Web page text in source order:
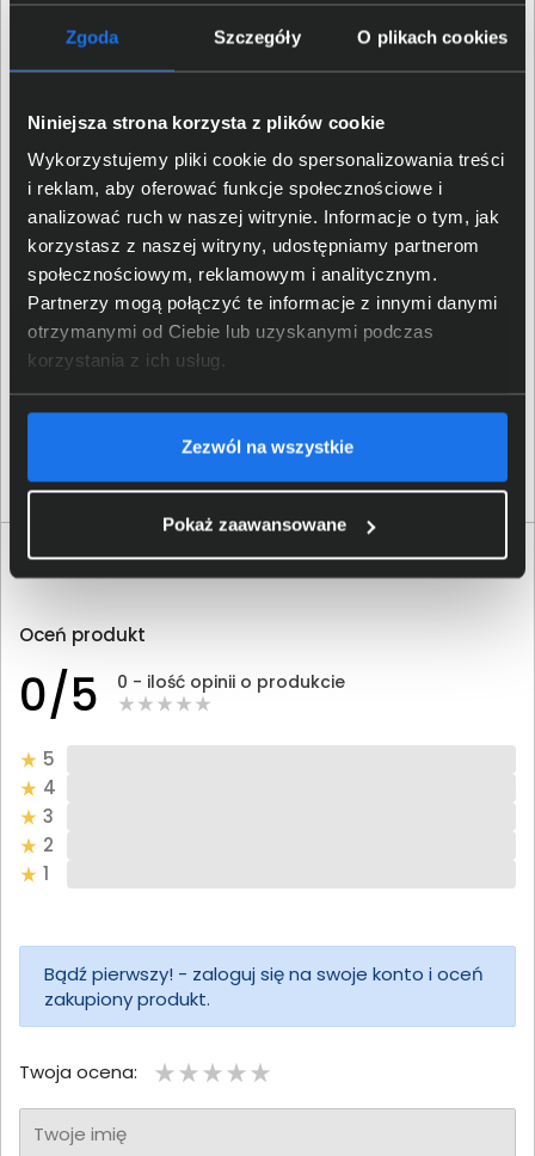
Zgoda Szczegóły O plikach cookies
Niniejsza strona korzysta z plików cookie
Wykorzystujemy pliki cookie do spersonalizowania treści
i reklam, aby oferować funkcje społecznościowe i
analizować ruch w naszej witrynie. Informacje o tym, jak
korzystasz z naszej witryny, udostępniamy partnerom
społecznościowym, reklamowym i analitycznym.
Partnerzy mogą połączyć te informacje z innymi danymi
otrzymanymi od Ciebie lub uzyskanymi podczas
korzystania z ich usług.
Zezwól na wszystkie
Pokaż zaawansowane
Szerokość (mm) 86
Szczegóły dotyczące zgodności produktu z
przepisami
Dane producenta
TP-LINK POLSKA Sp. z.o.o.;
Ożarowska 40/42, 05-850
Duchnice;compliance@tp-
link.com
Osoba odpowiedzialna za
TP-LINK POLSKA Sp. z.o.o.;
Ożarowska 40/42, 05-850
Duchnice;
link.com
Opinie o produkcie TP-Link TL-WN821N
Oceń produkt
0/5 0 - ilość opinii o produkcie
5
4
3
2
1
Bądź pierwszy! - zaloguj się na swoje konto i oceń
zakupiony produkt.
Twoja ocena:
Twoje imię